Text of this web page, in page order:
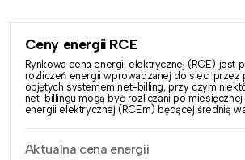
Ceny energii RCE
Rynkowa cena energii elektrycznej (RCE) jest
rozliczeń energii wprowadzanej do sieci przez
objętych systemem net-billing, przy czym
net-billingu mogą być rozliczani po
energii elektrycznej (RCEm) będącej średnią
Aktualna cena energii